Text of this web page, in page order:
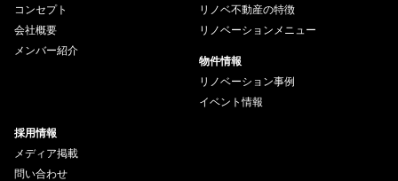
コンセプト
会社概要
メンバー紹介
リノベ不動産の特徴
リノベーションメニュー
物件情報
リノベーション事例
イベント情報
採用情報
メディア掲載
問い合わせ